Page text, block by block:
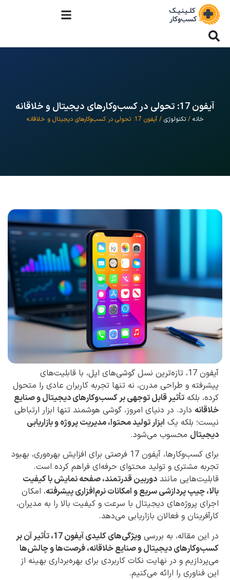
آیفون 17: تحولی در کسب‌وکارهای دیجیتال و خلاقانه
خانه /تکنولوژی / آیفون 17: تحولی در کسب‌وکارهای دیجیتال و خلاقانه
آیفون 17، تازه‌ترین نسل گوشی‌های اپل، با قابلیت‌های
پیشرفته و طراحی مدرن، نه تنها تجربه کاربران عادی را متحول
کرده، بلکه تأثیر قابل توجهی بر کسب‌وکارهای دیجیتال و صنایع
خلاقانه دارد. در دنیای امروز، گوشی هوشمند تنها ابزار ارتباطی
نیست؛ بلکه یک ابزار تولید محتوا، مدیریت پروژه و بازاریابی
دیجیتال محسوب می‌شود.
برای کسب‌وکارها، آیفون 17 فرصتی برای افزایش بهره‌وری، بهبود
تجربه مشتری و تولید محتوای حرفه‌ای فراهم کرده است.
قابلیت‌هایی مانند دوربین قدرتمند، صفحه نمایش با کیفیت
بالا، چیپ پردازشی سریع و امکانات نرم‌افزاری پیشرفته، امکان
اجرای پروژه‌های دیجیتال با سرعت و کیفیت بالا را به مدیران،
کارآفرینان و فعالان بازاریابی می‌دهد.
در این مقاله، به بررسی
ویژگی‌های کلیدی آیفون 17، تأثیر آن بر
کسب‌وکارهای دیجیتال و صنایع خلاقانه، فرصت‌ها و چالش‌ها
می‌پردازیم و در نهایت نکات کاربردی برای بهره‌برداری بهینه از
این فناوری را ارائه می‌کنیم.